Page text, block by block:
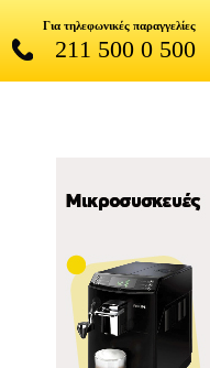
Για τηλεφωνικές παραγγελίες
211 500 0 500